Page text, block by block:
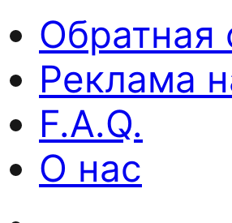
Обратная
Реклама
F.A.Q.
О нас